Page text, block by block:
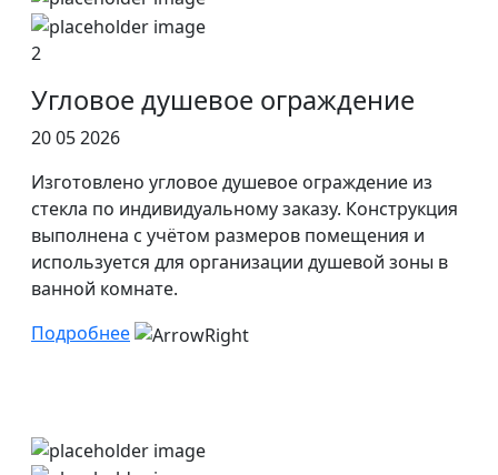
2
Угловое душевое ограждение
20 05 2026
Изготовлено угловое душевое ограждение из
стекла по индивидуальному заказу. Конструкция
выполнена с учётом размеров помещения и
используется для организации душевой зоны в
ванной комнате.
Подробнее